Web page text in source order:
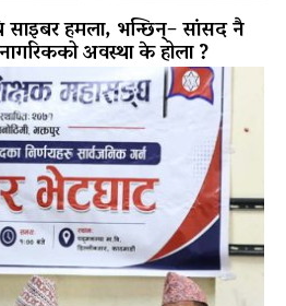
साइबर हमला, भन्छिन्– सांसद नै
अवस्था के होला ?